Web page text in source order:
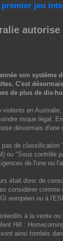
jeu
son système
C'est
de plus de dix-
en
risque légal.
désormais d'une
de
ou "Sous contrôle
de l'une ou
était donc de
considérer
européen ou à
à la vente
Hill :
ainsi tombés